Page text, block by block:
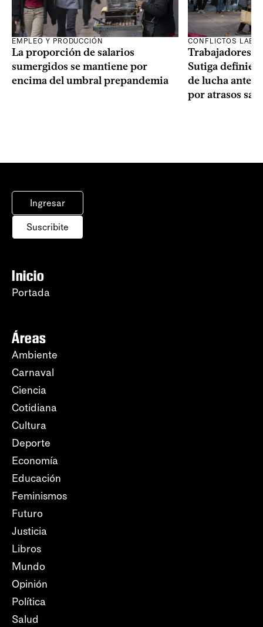
EMPLEO Y PRODUCCIÓN
La proporción de salarios
sumergidos se mantiene por
encima del umbral prepandemia
CONFLICTOS
Trabajadores
Sutiga
de lucha ante
por atrasos
Ingresar
Suscribite
Inicio
Portada
Áreas
Ambiente
Carnaval
Ciencia
Cotidiana
Cultura
Deporte
Economía
Educación
Feminismos
Futuro
Justicia
Libros
Mundo
Opinión
Política
Salud